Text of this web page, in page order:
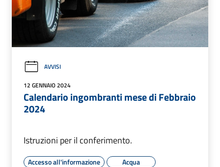
AVVISI
12 GENNAIO 2024
Calendario ingombranti mese di Febbraio
2024
Istruzioni per il conferimento.
Accesso all'informazione
Acqua